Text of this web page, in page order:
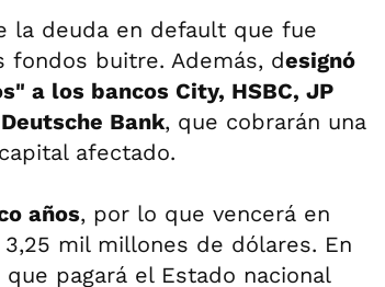
la deuda en default que fue
buitre. Además, designó
a los bancos City, HSBC, JP
Bank, que cobrarán una
afectado.
años, por lo que vencerá en
mil millones de dólares. En
pagará el Estado nacional